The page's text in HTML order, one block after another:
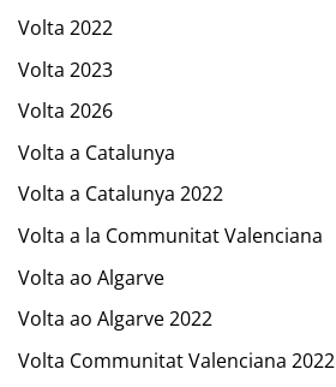
Volta 2022
Volta 2023
Volta 2026
Volta a Catalunya
Volta a Catalunya 2022
Volta a la Communitat Valenciana
Volta ao Algarve
Volta ao Algarve 2022
Volta Communitat Valenciana 2022